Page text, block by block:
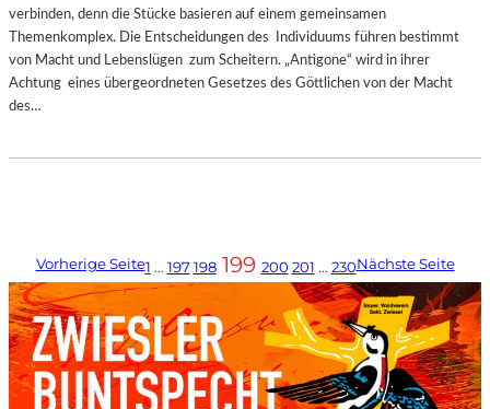
verbinden, denn die Stücke basieren auf einem gemeinsamen
Themenkomplex. Die Entscheidungen des Individuums führen bestimmt
von Macht und Lebenslügen zum Scheitern. „Antigone“ wird in ihrer
Achtung eines übergeordneten Gesetzes des Göttlichen von der Macht
des…
Vorherige Seite1 … 197 198 199 200 201 … 230Nächste Seite